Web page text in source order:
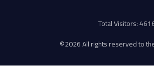
Total Visitors:
©2026 All rights reserved to